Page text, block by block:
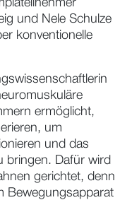
und Nele Schulze
konventionelle
ermöglicht,
um
und das
bringen. Dafür wird
gerichtet, denn
Bewegungsapparat